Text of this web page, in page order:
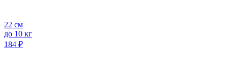
22 см
до 10 кг
184 ₽